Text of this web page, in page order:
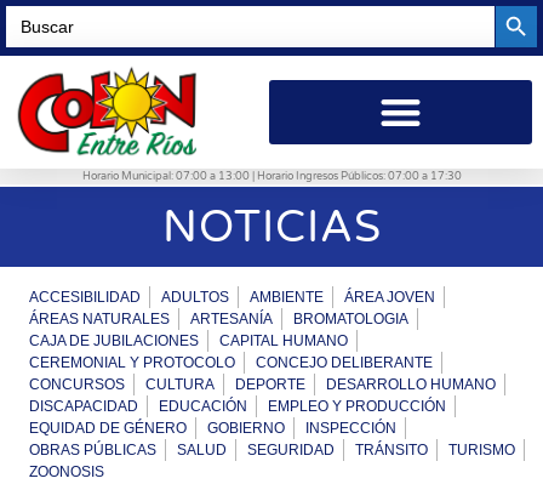
Search
for:
Horario Municipal: 07:00 a 13:00 | Horario Ingresos Públicos: 07:00 a 17:30
NOTICIAS
ACCESIBILIDAD ADULTOS AMBIENTE
ÁREA JOVEN
ÁREAS NATURALES
ARTESANÍA
BROMATOLOGIA
CAJA DE JUBILACIONES
CAPITAL HUMANO
CEREMONIAL Y PROTOCOLO
CONCEJO DELIBERANTE
CONCURSOS
CULTURA DEPORTE
DESARROLLO HUMANO
DISCAPACIDAD
EDUCACIÓN
EMPLEO Y PRODUCCIÓN
EQUIDAD DE GÉNERO
GOBIERNO
INSPECCIÓN
OBRAS PÚBLICAS
SALUD SEGURIDAD TRÁNSITO
TURISMO
ZOONOSIS